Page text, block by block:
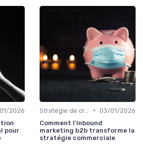
2026
pour
• 03/01/2026
Comment l’inbound
marketing b2b transforme la
stratégie commerciale